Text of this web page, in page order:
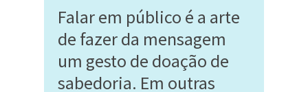
Falar em público é a arte
de fazer da mensagem
um gesto de doação de
sabedoria. Em outras